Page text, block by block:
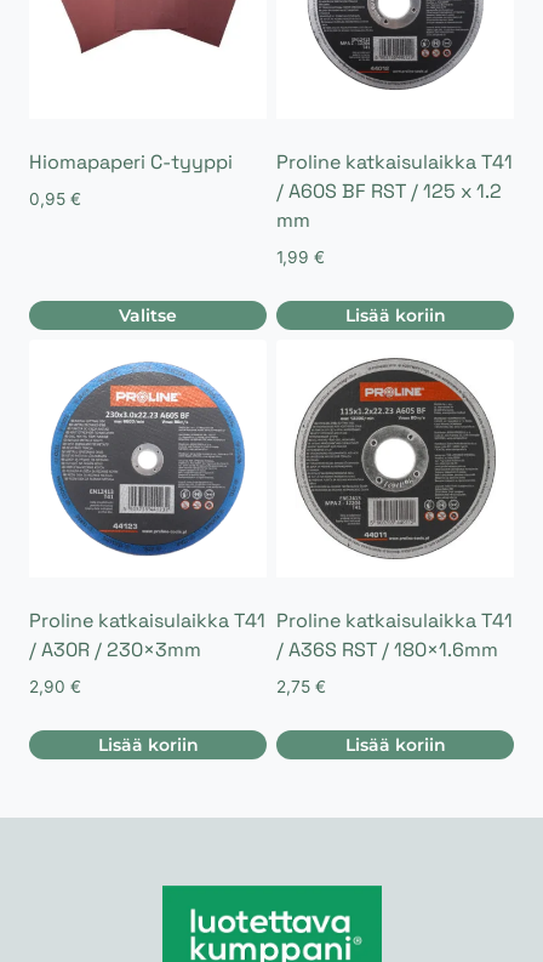
Hiomapaperi C-tyyppi
0,95 €
Valitse
tuotteella
useampi
muunnelma.
Voit
tehdä
sivulla.
Proline katkaisulaikka T41
/ A60S BF RST / 125 x 1.2
mm
1,99 €
Lisää koriin
Proline katkaisulaikka T41
/ A30R / 230×3mm
2,90 €
Lisää koriin
Proline katkaisulaikka T41
/ A36S RST / 180×1.6mm
2,75 €
Lisää koriin